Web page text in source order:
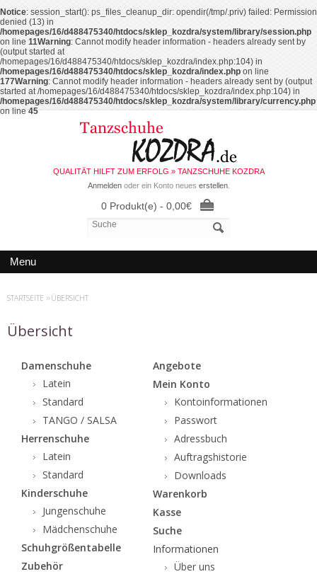
Notice: session_start(): ps_files_cleanup_dir: opendir(/tmp/.priv) failed: Permission
denied (13) in
/homepages/16/d488475340/htdocs/sklep_kozdra/system/library/session.php
on line 11Warning: Cannot modify header information - headers already sent by
(output started at
/homepages/16/d488475340/htdocs/sklep_kozdra/index.php:104) in
/homepages/16/d488475340/htdocs/sklep_kozdra/index.php on line
177Warning: Cannot modify header information - headers already sent by (output
started at /homepages/16/d488475340/htdocs/sklep_kozdra/index.php:104) in
/homepages/16/d488475340/htdocs/sklep_kozdra/system/library/currency.php
on line45
QUALITÄT HILFT ZUM ERFOLG » TANZSCHUHE KOZDRA
Anmeldenoder ein Konto neues erstellen.
0 Produkt(e) - 0,00€
Menu
STARTSEITE »ÜBERSICHT
Übersicht
Damenschuhe
Latein
Standard
TANGO / SALSA
Herrenschuhe
Latein
Standard
Kinderschuhe
Jungenschuhe
Mädchenschuhe
Schuhgrößentabelle
Zubehör
Angebote
Mein Konto
Kontoinformationen
Passwort
Adressbuch
Auftragshistorie
Downloads
Warenkorb
Kasse
Suche
Informationen
Über uns